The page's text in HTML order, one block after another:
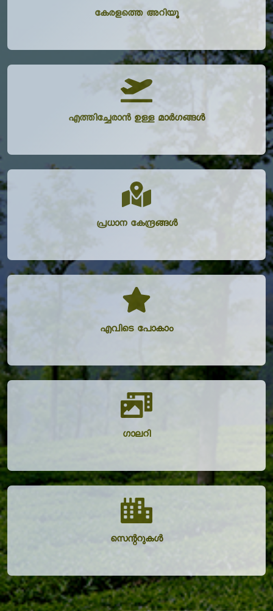
കേരളത്തെ അറിയൂ
എത്തിച്ചേരാൻ ഉള്ള മാർഗങ്ങൾ
പ്രധാന കേന്ദ്രങ്ങൾ
എവിടെ പോകാം
ഗാലറി
സെന്ററുകൾ